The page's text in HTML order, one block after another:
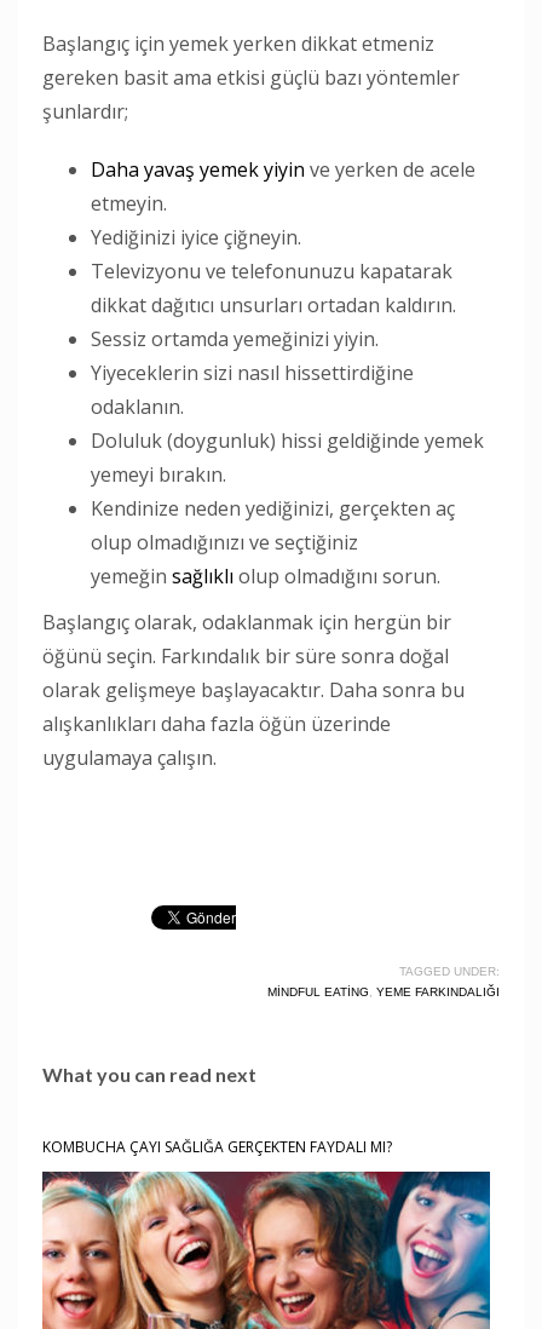
Başlangıç için yemek yerken dikkat etmeniz
gereken basit ama etkisi güçlü bazı yöntemler
şunlardır;
Daha yavaş yemek yiyin ve yerken de acele
etmeyin.
Yediğinizi iyice çiğneyin.
Televizyonu ve telefonunuzu kapatarak
dikkat dağıtıcı unsurları ortadan kaldırın.
Sessiz ortamda yemeğinizi yiyin.
Yiyeceklerin sizi nasıl hissettirdiğine
odaklanın.
Doluluk (doygunluk) hissi geldiğinde yemek
yemeyi bırakın.
Kendinize neden yediğinizi, gerçekten aç
olup olmadığınızı ve seçtiğiniz
yemeğin sağlıklı olup olmadığını sorun.
Başlangıç ​​olarak, odaklanmak için hergün bir
öğünü seçin. Farkındalık bir süre sonra doğal
olarak gelişmeye başlayacaktır. Daha sonra bu
alışkanlıkları daha fazla öğün üzerinde
uygulamaya çalışın.
TAGGED UNDER:
MINDFUL EATING
YEME FARKINDALIĞI
What you can read next
KOMBUCHA ÇAYI SAĞLIĞA GERÇEKTEN FAYDALI MI?